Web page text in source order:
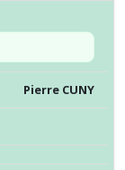
Pierre CUNY